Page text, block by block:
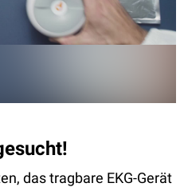
das tragbare EKG-Gerät